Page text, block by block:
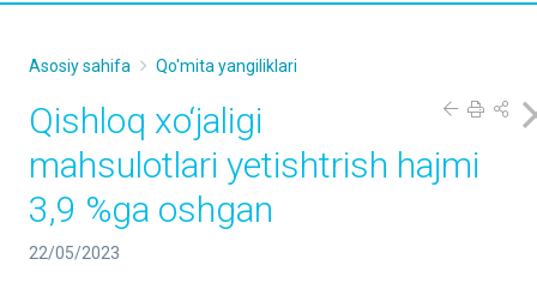
Asosiy sahifa Qo'mita yangiliklari
Qishloq xo‘jaligi
mahsulotlari yetishtrish hajmi
3,9 %ga oshgan
22/05/2023